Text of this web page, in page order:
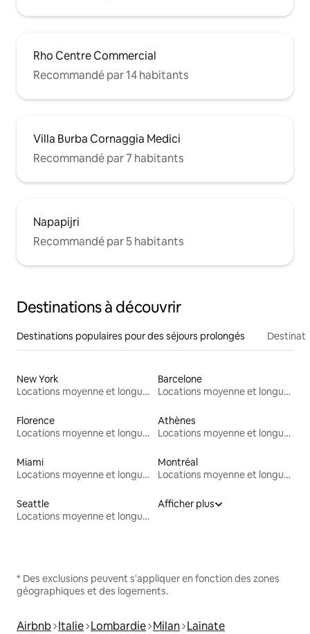
Rho Centre Commercial
Recommandé par 14 habitants
Villa Burba Cornaggia Medici
Recommandé par 7 habitants
Napapijri
Recommandé par 5 habitants
Destinations à découvrir
Destinations populaires pour des séjours prolongés
New York
Locations moyenne et longue durée
Barcelone
Locations moyenne et longue durée
Florence
Locations moyenne et longue durée
Athènes
Locations moyenne et longue durée
Miami
Locations moyenne et longue durée
Montréal
Locations moyenne et longue durée
Seattle
Locations moyenne et longue durée
Afficher plus
* Des exclusions peuvent s'appliquer en fonction des zones
géographiques et des logements.
Airbnb Italie Lombardie Milan Lainate